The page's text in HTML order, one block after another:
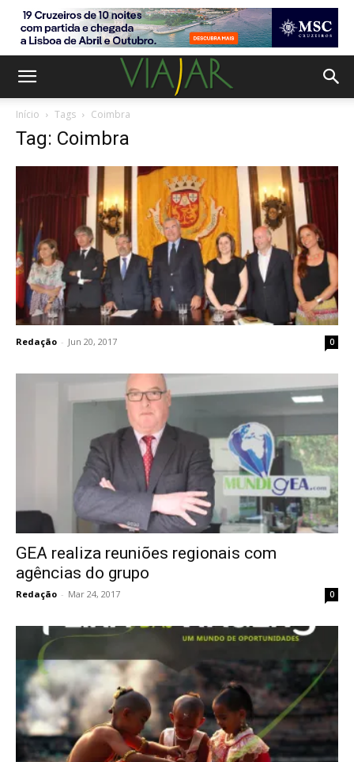
Início Tags Coimbra
Tag: Coimbra
Redação - Jun 20, 2017 0
GEA realiza reuniões regionais com
agências do grupo
Redação - Mar 24, 2017 0